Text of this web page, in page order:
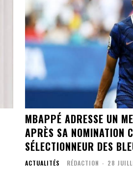
MBAPPÉ ADRESSE UN
APRÈS SA NOMINATION
SÉLECTIONNEUR DES
ACTUALITÉS RÉDACTION - 28